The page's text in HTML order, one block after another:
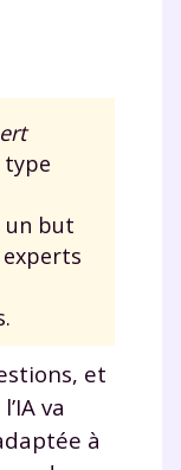
type
un but
et
va
à